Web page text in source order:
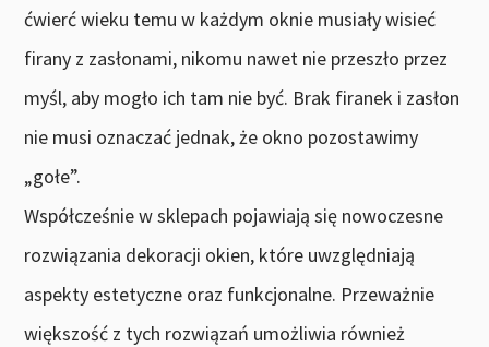
ćwierć wieku temu w każdym oknie musiały wisieć
firany z zasłonami, nikomu nawet nie przeszło przez
myśl, aby mogło ich tam nie być. Brak firanek i zasłon
nie musi oznaczać jednak, że okno pozostawimy
„gołe”.
Współcześnie w sklepach pojawiają się nowoczesne
rozwiązania dekoracji okien, które uwzględniają
aspekty estetyczne oraz funkcjonalne. Przeważnie
większość z tych rozwiązań umożliwia również